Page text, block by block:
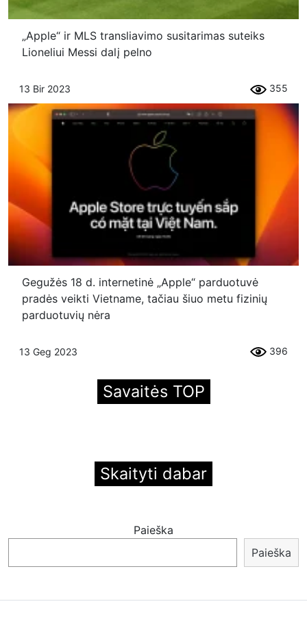
„Apple“ ir MLS transliavimo susitarimas suteiks
Lioneliui Messi dalį pelno
13 Bir 2023 355
Gegužės 18 d. internetinė „Apple“ parduotuvė
pradės veikti Vietname, tačiau šiuo metu fizinių
parduotuvių nėra
13 Geg 2023 396
Savaitės TOP
Skaityti dabar
Paieška
Paieška